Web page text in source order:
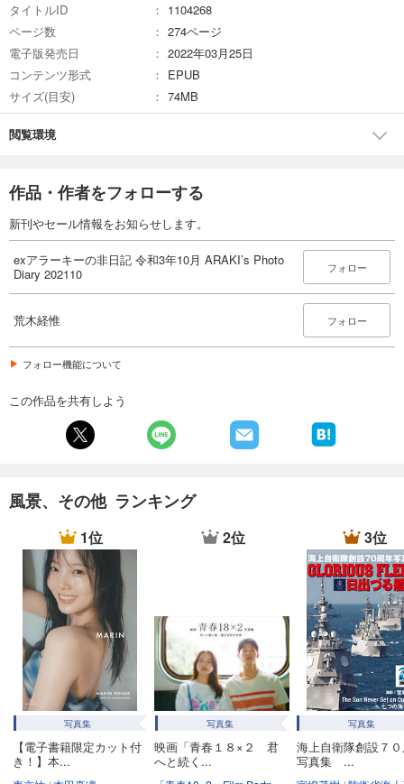
タイトルID
1104268
ページ数
274ページ
電子版発売日
2022年03月25日
コンテンツ形式
EPUB
サイズ(目安)
74MB
閲覧環境
作品・作者をフォローする
新刊やセール情報をお知らせします。
exアラーキーの非日記 令和3年10月 ARAKI’s Photo
Diary 202110
フォロー
荒木経惟 フォロー
フォロー機能について
この作品を共有しよう
風景、その他 ランキング
1位
写真集
【電子書籍限定カット付
き！】本...
2位
写真集
映画「青春１８×２ 君
へと続く...
3位
写真集
海上自衛隊創設７
写真集 ...